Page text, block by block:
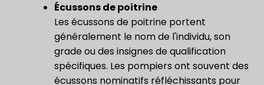
Écussons de poitrine
Les écussons de poitrine portent
généralement le nom de l'individu, son
grade ou des insignes de qualification
spécifiques. Les pompiers ont souvent des
écussons nominatifs réfléchissants pour